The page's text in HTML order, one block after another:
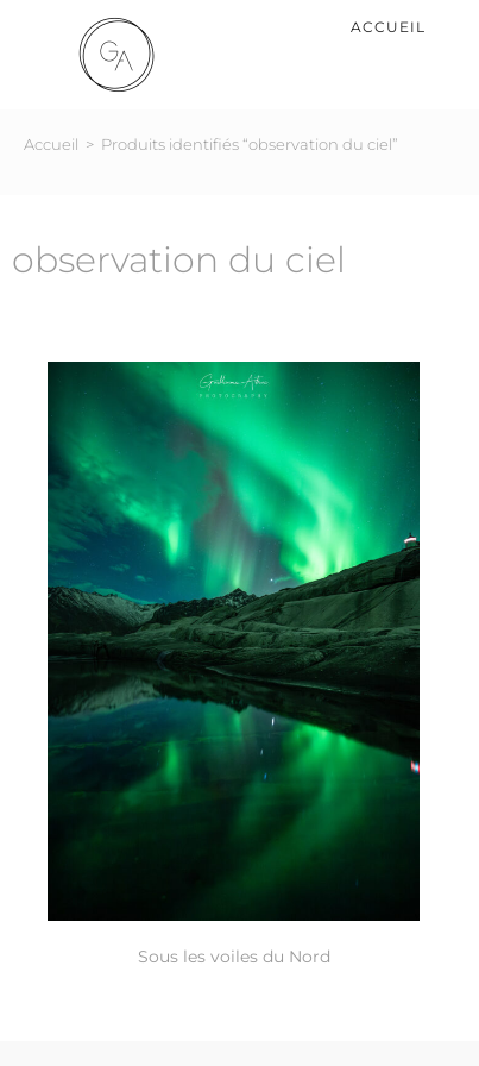
ACCUEIL
Accueil > Produits identifiés “observation du ciel”
observation du ciel
Sous les voiles du Nord